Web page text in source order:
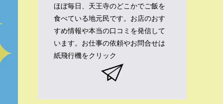
ほぼ毎日、天王寺のどこかでご飯を
食べている地元民です。お店のおす
すめ情報や本当の口コミを発信して
います。お仕事の依頼やお問合せは
紙飛行機をクリック